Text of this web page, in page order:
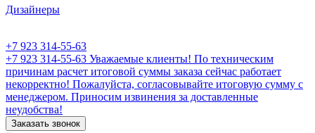
Дизайнеры
+7 923 314-55-63
+7 923 314-55-63 Уважаемые клиенты! По техническим
причинам расчет итоговой суммы заказа сейчас работает
некорректно! Пожалуйста, согласовывайте итоговую сумму с
менеджером. Приносим извинения за доставленные
неудобства!
Заказать звонок